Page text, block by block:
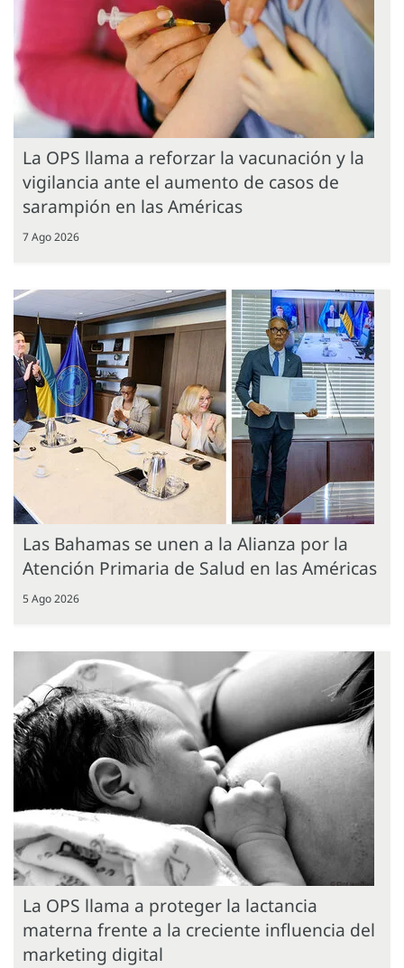
La OPS llama a reforzar la vacunación y la
vigilancia ante el aumento de casos de
sarampión en las Américas
7 Ago 2026
Las Bahamas se unen a la Alianza por la
Atención Primaria de Salud en las Américas
5 Ago 2026
La OPS llama a proteger la lactancia
materna frente a la creciente influencia del
marketing digital